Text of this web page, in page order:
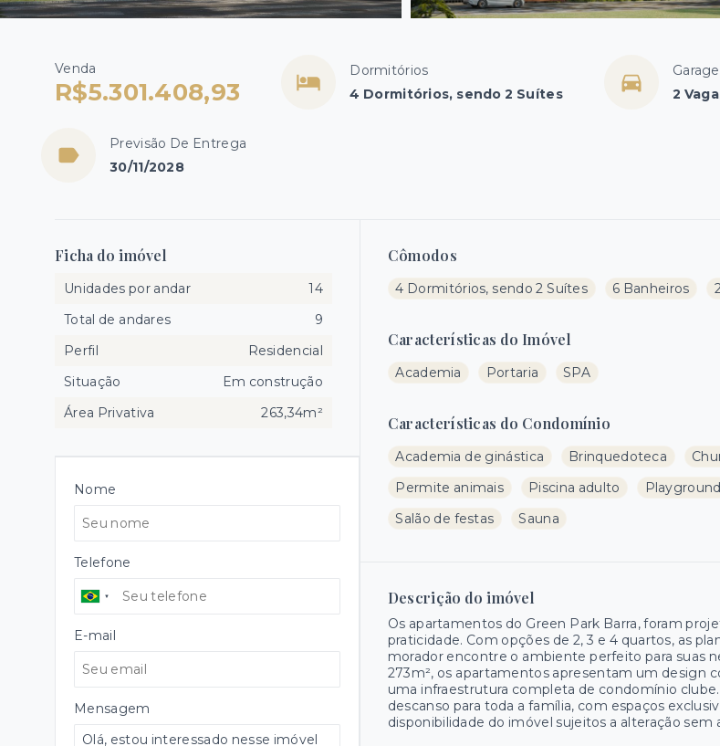
Venda
R$5.301.408,93
Dormitórios
4 Dormitórios, sendo 2 Suítes
2
Previsão De Entrega
30/11/2028
Cômodos
4 Dormitórios, sendo 2 Suítes 6 Banheiros
Características do Imóvel
Academia Portaria SPA
Características do Condomínio
Academia de ginástica Brinquedoteca
Permite animais
Piscina adulto Playground
Salão de festas
Sauna
Descrição do imóvel
Os apartamentos do Green Park Barra, foram
praticidade. Com opções de 2, 3 e 4 quartos, as
morador encontre o ambiente perfeito para suas
273m², os apartamentos apresentam um design
uma infraestrutura completa de condomínio
descanso para toda a família, com espaços
disponibilidade do imóvel sujeitos a alteração sem
Ficha do imóvel
Unidades por andar
14
Total de andares
9
Perfil
Residencial
Situação
Em construção
Área Privativa
263,34m²
Nome
Telefone
E-mail
Mensagem